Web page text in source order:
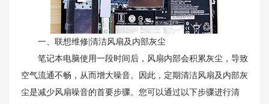
一、联想维修|清洁风扇及内部灰尘
笔记本电脑使用一段时间后，风扇内部会积累灰尘，导致
空气流通不畅，从而增大噪音。因此，定期清洁风扇及内部灰
尘是减少风扇噪音的首要步骤。您可以通过以下步骤进行清